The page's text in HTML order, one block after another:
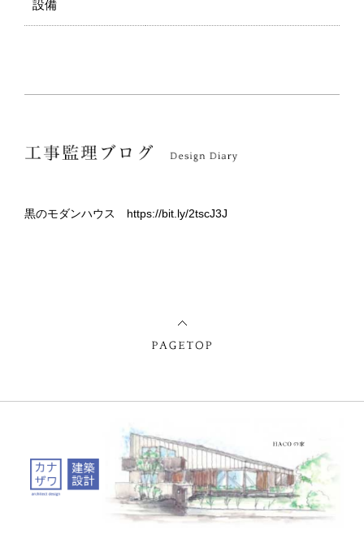
設備
黒のモダンハウス https://bit.ly/2tscJ3J